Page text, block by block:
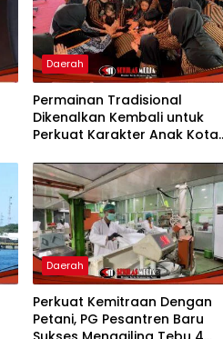
Daerah
Permainan Tradisional
Dikenalkan Kembali untuk
Perkuat Karakter Anak Kota
Daerah
Perkuat Kemitraan Dengan
Petani, PG Pesantren Baru